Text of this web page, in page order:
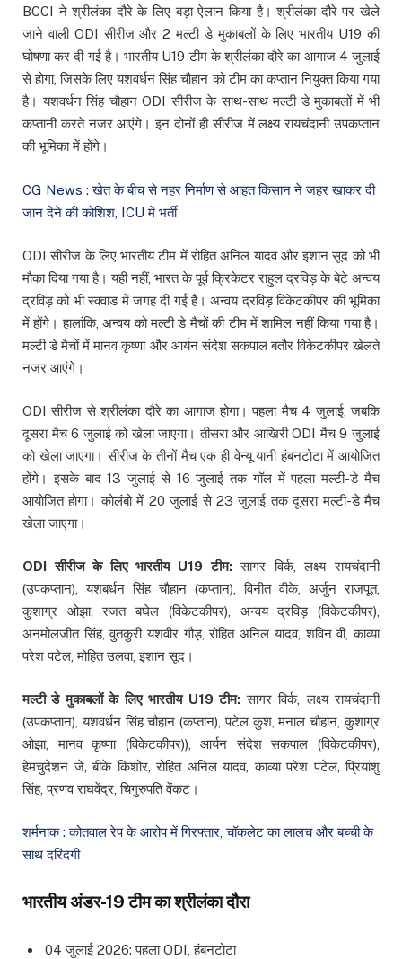
BCCI ने श्रीलंका दौरे के लिए बड़ा ऐलान किया है। श्रीलंका दौरे पर खेले
जाने वाली ODI सीरीज और 2 मल्टी डे मुकाबलों के लिए भारतीय U19 की
घोषणा कर दी गई है। भारतीय U19 टीम के श्रीलंका दौरे का आगाज 4 जुलाई
से होगा, जिसके लिए यशवर्धन सिंह चौहान को टीम का कप्तान नियुक्त किया गया
है। यशवर्धन सिंह चौहान ODI सीरीज के साथ-साथ मल्टी डे मुकाबलों में भी
कप्तानी करते नजर आएंगे। इन दोनों ही सीरीज में लक्ष्य रायचंदानी उपकप्तान
की भूमिका में होंगे।
CG News : खेत के बीच से नहर निर्माण से आहत किसान ने जहर खाकर दी
जान देने की कोशिश, ICU में भर्ती
ODI सीरीज के लिए भारतीय टीम में रोहित अनिल यादव और इशान सूद को भी
मौका दिया गया है। यही नहीं, भारत के पूर्व क्रिकेटर राहुल द्रविड़ के बेटे अन्वय
द्रविड़ को भी स्क्वाड में जगह दी गई है। अन्वय द्रविड़ विकेटकीपर की भूमिका
में होंगे। हालांकि, अन्वय को मल्टी डे मैचों की टीम में शामिल नहीं किया गया है।
मल्टी डे मैचों में मानव कृष्णा और आर्यन संदेश सकपाल बतौर विकेटकीपर खेलते
नजर आएंगे।
ODI सीरीज से श्रीलंका दौरे का आगाज होगा। पहला मैच 4 जुलाई, जबकि
दूसरा मैच 6 जुलाई को खेला जाएगा। तीसरा और आखिरी ODI मैच 9 जुलाई
को खेला जाएगा। सीरीज के तीनों मैच एक ही वेन्यू यानी हंबनटोटा में आयोजित
होंगे। इसके बाद 13 जुलाई से 16 जुलाई तक गॉल में पहला मल्टी-डे मैच
आयोजित होगा। कोलंबो में 20 जुलाई से 23 जुलाई तक दूसरा मल्टी-डे मैच
खेला जाएगा।
ODI सीरीज के लिए भारतीय U19 टीम:सागर विर्क, लक्ष्य रायचंदानी
(उपकप्तान), यशबर्धन सिंह चौहान (कप्तान), विनीत वीके, अर्जुन राजपूत,
कुशाग्र ओझा, रजत बघेल (विकेटकीपर), अन्वय द्रविड़ (विकेटकीपर),
अनमोलजीत सिंह, वुतकुरी यशवीर गौड़, रोहित अनिल यादव, शविन वी, काव्या
परेश पटेल, मोहित उलवा, इशान सूद।
मल्टी डे मुकाबलों के लिए भारतीय U19 टीम:सागर विर्क, लक्ष्य रायचंदानी
(उपकप्तान), यशवर्धन सिंह चौहान (कप्तान), पटेल कुश, मनाल चौहान, कुशाग्र
ओझा, मानव कृष्णा (विकेटकीपर)), आर्यन संदेश सकपाल (विकेटकीपर),
हेमचुदेशन जे, बीके किशोर, रोहित अनिल यादव, काव्या परेश पटेल, प्रियांशु
सिंह, प्रणव राघवेंद्र, चिगुरुपति वेंकट।
शर्मनाक : कोतवाल रेप के आरोप में गिरफ्तार, चॉकलेट का लालच और बच्ची के
साथ दरिंदगी
भारतीय अंडर-19 टीम का श्रीलंका दौरा
04 जुलाई 2026: पहला ODI, हंबनटोटा